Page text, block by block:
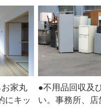
家丸
にキッ
●不用品回収及
い。事務所、